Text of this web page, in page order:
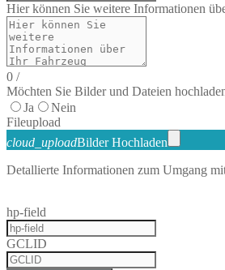
Hier können Sie weitere Informationen
0 /
Möchten Sie Bilder und Dateien
Ja
Nein
Fileupload
cloud_uploadBilder Hochladen
Detallierte Informationen zum Umgang
hp-field
GCLID